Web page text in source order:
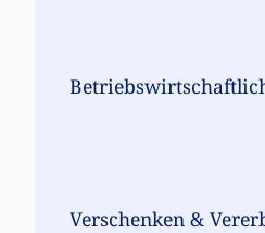
Verschenken &